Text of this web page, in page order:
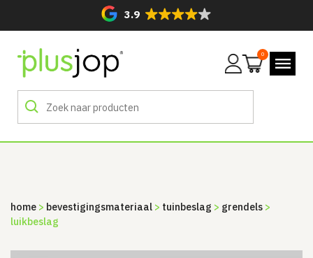
3.9
Mijn
0
home > bevestigingsmateriaal > tuinbeslag > grendels >
luikbeslag